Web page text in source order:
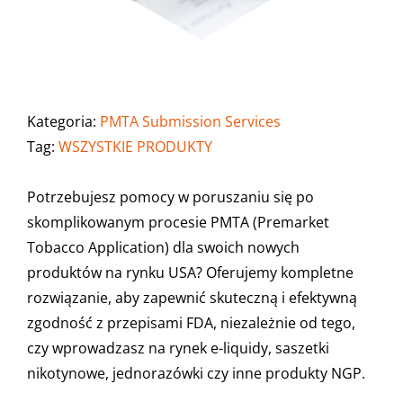
Kategoria: PMTA Submission Services
Tag: WSZYSTKIE PRODUKTY
Potrzebujesz pomocy w poruszaniu się po
skomplikowanym procesie PMTA (Premarket
Tobacco Application) dla swoich nowych
produktów na rynku USA? Oferujemy kompletne
rozwiązanie, aby zapewnić skuteczną i efektywną
zgodność z przepisami FDA, niezależnie od tego,
czy wprowadzasz na rynek e-liquidy, saszetki
nikotynowe, jednorazówki czy inne produkty NGP.